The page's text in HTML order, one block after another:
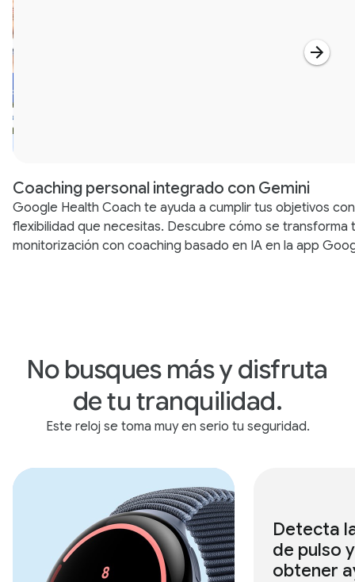
Coaching personal integrado con Gemini
Google Health Coach te ayuda a cumplir tus objetivos
flexibilidad que necesitas. Descubre cómo se transforma
monitorización con coaching basado en IA en la app
No busques más y disfruta
de tu tranquilidad.
Este reloj se toma muy en serio tu seguridad.
Detecta
de pulso
obtener